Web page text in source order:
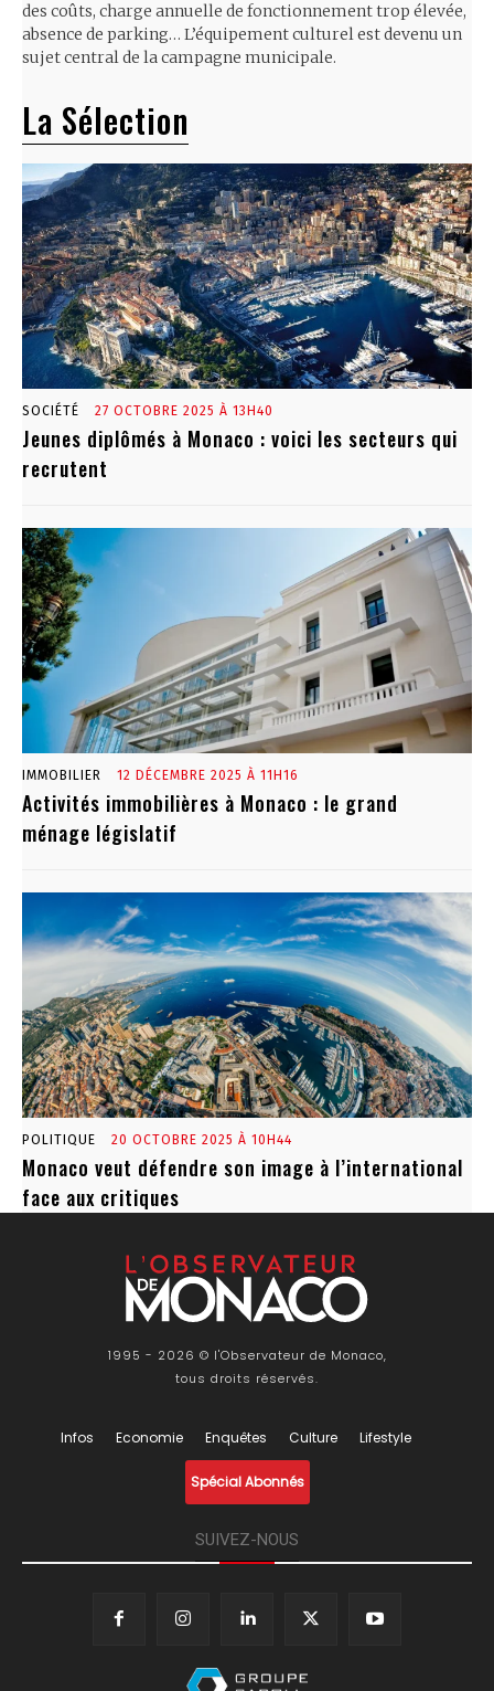
des coûts, charge annuelle de fonctionnement trop élevée,
absence de parking… L’équipement culturel est devenu un
sujet central de la campagne municipale.
La Sélection
SOCIÉTÉ 27 OCTOBRE 2025 À 13H40
Jeunes diplômés à Monaco : voici les secteurs qui
recrutent
IMMOBILIER 12 DÉCEMBRE 2025 À 11H16
Activités immobilières à Monaco : le grand
ménage législatif
POLITIQUE 20 OCTOBRE 2025 À 10H44
Monaco veut défendre son image à l’international
face aux critiques
1995 - 2026 © l'Observateur de Monaco,
tous droits réservés.
Infos Economie Enquêtes Culture Lifestyle
Spécial Abonnés
SUIVEZ-NOUS